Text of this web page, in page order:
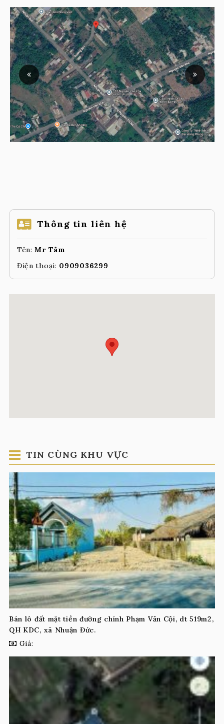
Thông tin liên hệ
Tên:Mr Tâm
Điện thoại: 0909036299
TIN CÙNG KHU VỰC
Bán lô đất mặt tiền đường chính Phạm Văn Cội, dt 519m2,
QH KDC, xã Nhuận Đức.
Giá: